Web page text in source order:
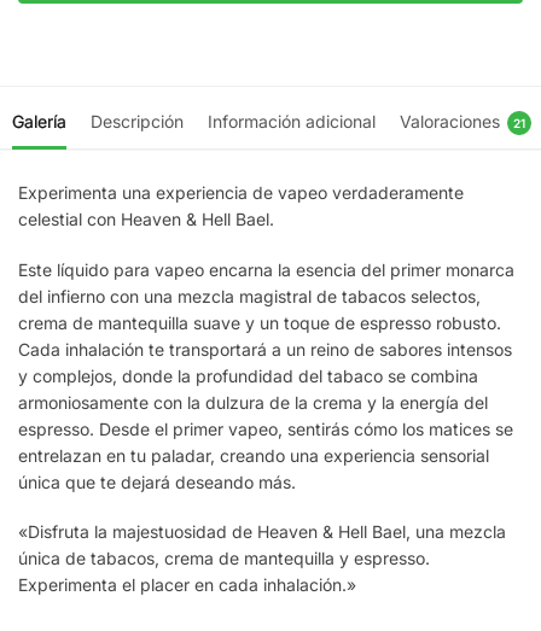
Galería Descripción Información adicional Valoraciones 21
Experimenta una experiencia de vapeo verdaderamente
celestial con Heaven & Hell Bael.
Este líquido para vapeo encarna la esencia del primer monarca
del infierno con una mezcla magistral de tabacos selectos,
crema de mantequilla suave y un toque de espresso robusto.
Cada inhalación te transportará a un reino de sabores intensos
y complejos, donde la profundidad del tabaco se combina
armoniosamente con la dulzura de la crema y la energía del
espresso. Desde el primer vapeo, sentirás cómo los matices se
entrelazan en tu paladar, creando una experiencia sensorial
única que te dejará deseando más.
«Disfruta la majestuosidad de Heaven & Hell Bael, una mezcla
única de tabacos, crema de mantequilla y espresso.
Experimenta el placer en cada inhalación.»